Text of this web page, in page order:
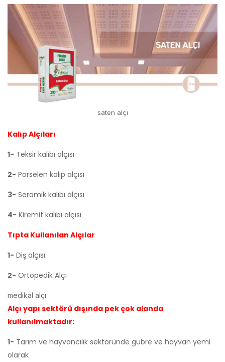
saten alçı
Kalıp Alçıları
1- Teksir kalıbı alçısı
2- Porselen kalıp alçısı
3- Seramik kalıbı alçısı
4- Kiremit kalıbı alçısı
Tıpta Kullanılan Alçılar
1- Diş alçısı
2- Ortopedik Alçı
medikal alçı
Alçı yapı sektörü dışında pek çok alanda
kullanılmaktadır:
1- Tarım ve hayvancılık sektöründe gübre ve hayvan yemi
olarak